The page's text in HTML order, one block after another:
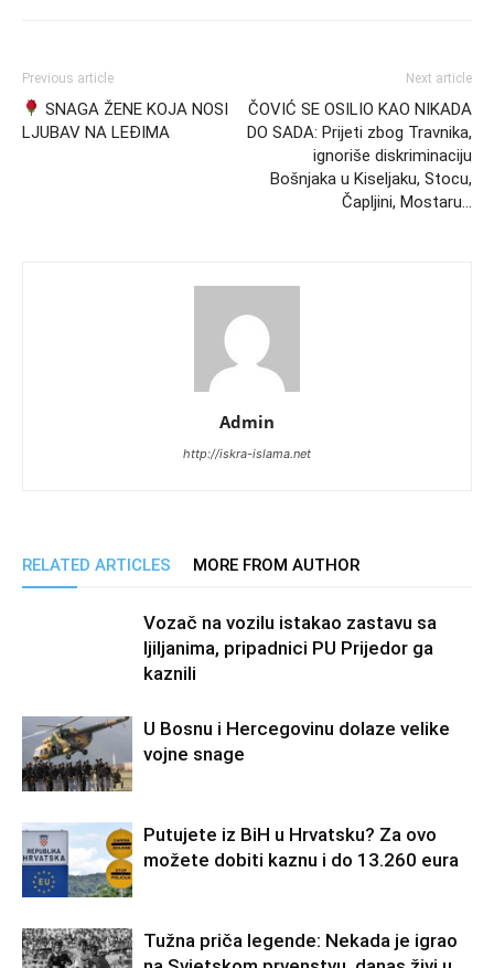
Previous article
SNAGA ŽENE KOJA NOSI
LJUBAV NA LEĐIMA
Next article
ČOVIĆ SE OSILIO KAO NIKADA
DO SADA: Prijeti zbog Travnika,
ignoriše diskriminaciju
Bošnjaka u Kiseljaku, Stocu,
Čapljini, Mostaru…
Admin
http://iskra-islama.net
RELATED ARTICLES MORE FROM AUTHOR
Vozač na vozilu istakao zastavu sa
ljiljanima, pripadnici PU Prijedor ga
kaznili
U Bosnu i Hercegovinu dolaze velike
vojne snage
Putujete iz BiH u Hrvatsku? Za ovo
možete dobiti kaznu i do 13.260 eura
Tužna priča legende: Nekada je igrao